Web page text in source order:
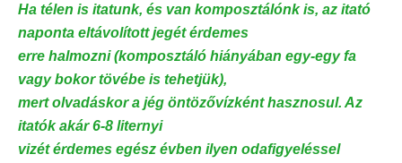
Ha télen is itatunk, és van komposztálónk is, az itató
naponta eltávolított jegét érdemes
erre halmozni (komposztáló hiányában egy-egy fa
vagy bokor tövébe is tehetjük),
mert olvadáskor a jég öntözővízként hasznosul. Az
itatók akár 6-8 liternyi
vizét érdemes egész évben ilyen odafigyeléssel